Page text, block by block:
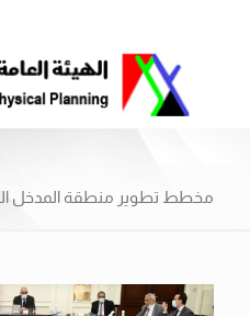
مخطط تطوير منطقة المدخل